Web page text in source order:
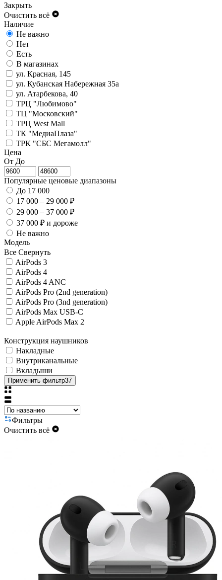
Закрыть
Очистить всё
Наличие
Не важно
Нет
Есть
В магазинах
ул. Красная, 145
ул. Кубанская Набережная 35а
ул. Атарбекова, 40
ТРЦ "Любимово"
ТЦ "Московский"
ТРЦ West Mall
ТК "МедиаПлаза"
ТРК "СБС Мегамолл"
Цена
От До
Популярные ценовые диапазоны
До 17 000
17 000 – 29 000 ₽
29 000 – 37 000 ₽
37 000 ₽ и дороже
Не важно
Модель
Все Свернуть
AirPods 3
AirPods 4
AirPods 4 ANC
AirPods Pro (2nd generation)
AirPods Pro (3nd generation)
AirPods Max USB-C
Apple AirPods Max 2
Конструкция наушников
Накладные
Внутриканальные
Вкладыши
Применить фильтр37
Фильтры
Очистить всё